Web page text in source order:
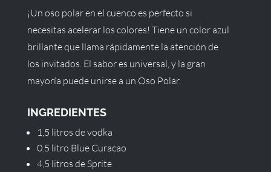
¡Un oso polar en el cuenco es perfecto si
necesitas acelerar los colores! Tiene un color azul
brillante que llama rápidamente la atención de
los invitados. El sabor es universal, y la gran
mayoría puede unirse a un Oso Polar.
INGREDIENTES
1,5 litros de vodka
0.5 litro Blue Curacao
4,5 litros de Sprite